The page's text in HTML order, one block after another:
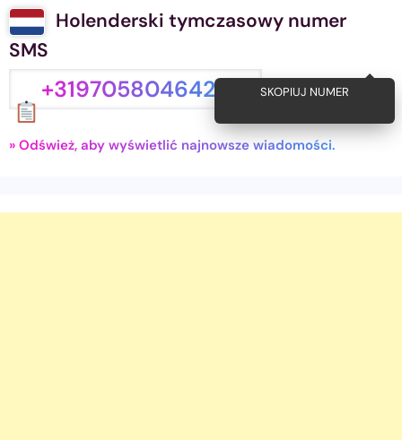
Holenderski tymczasowy numer
SMS
+3197058046426 SKOPIUJ NUMER
» Odśwież, aby wyświetlić najnowsze wiadomości.